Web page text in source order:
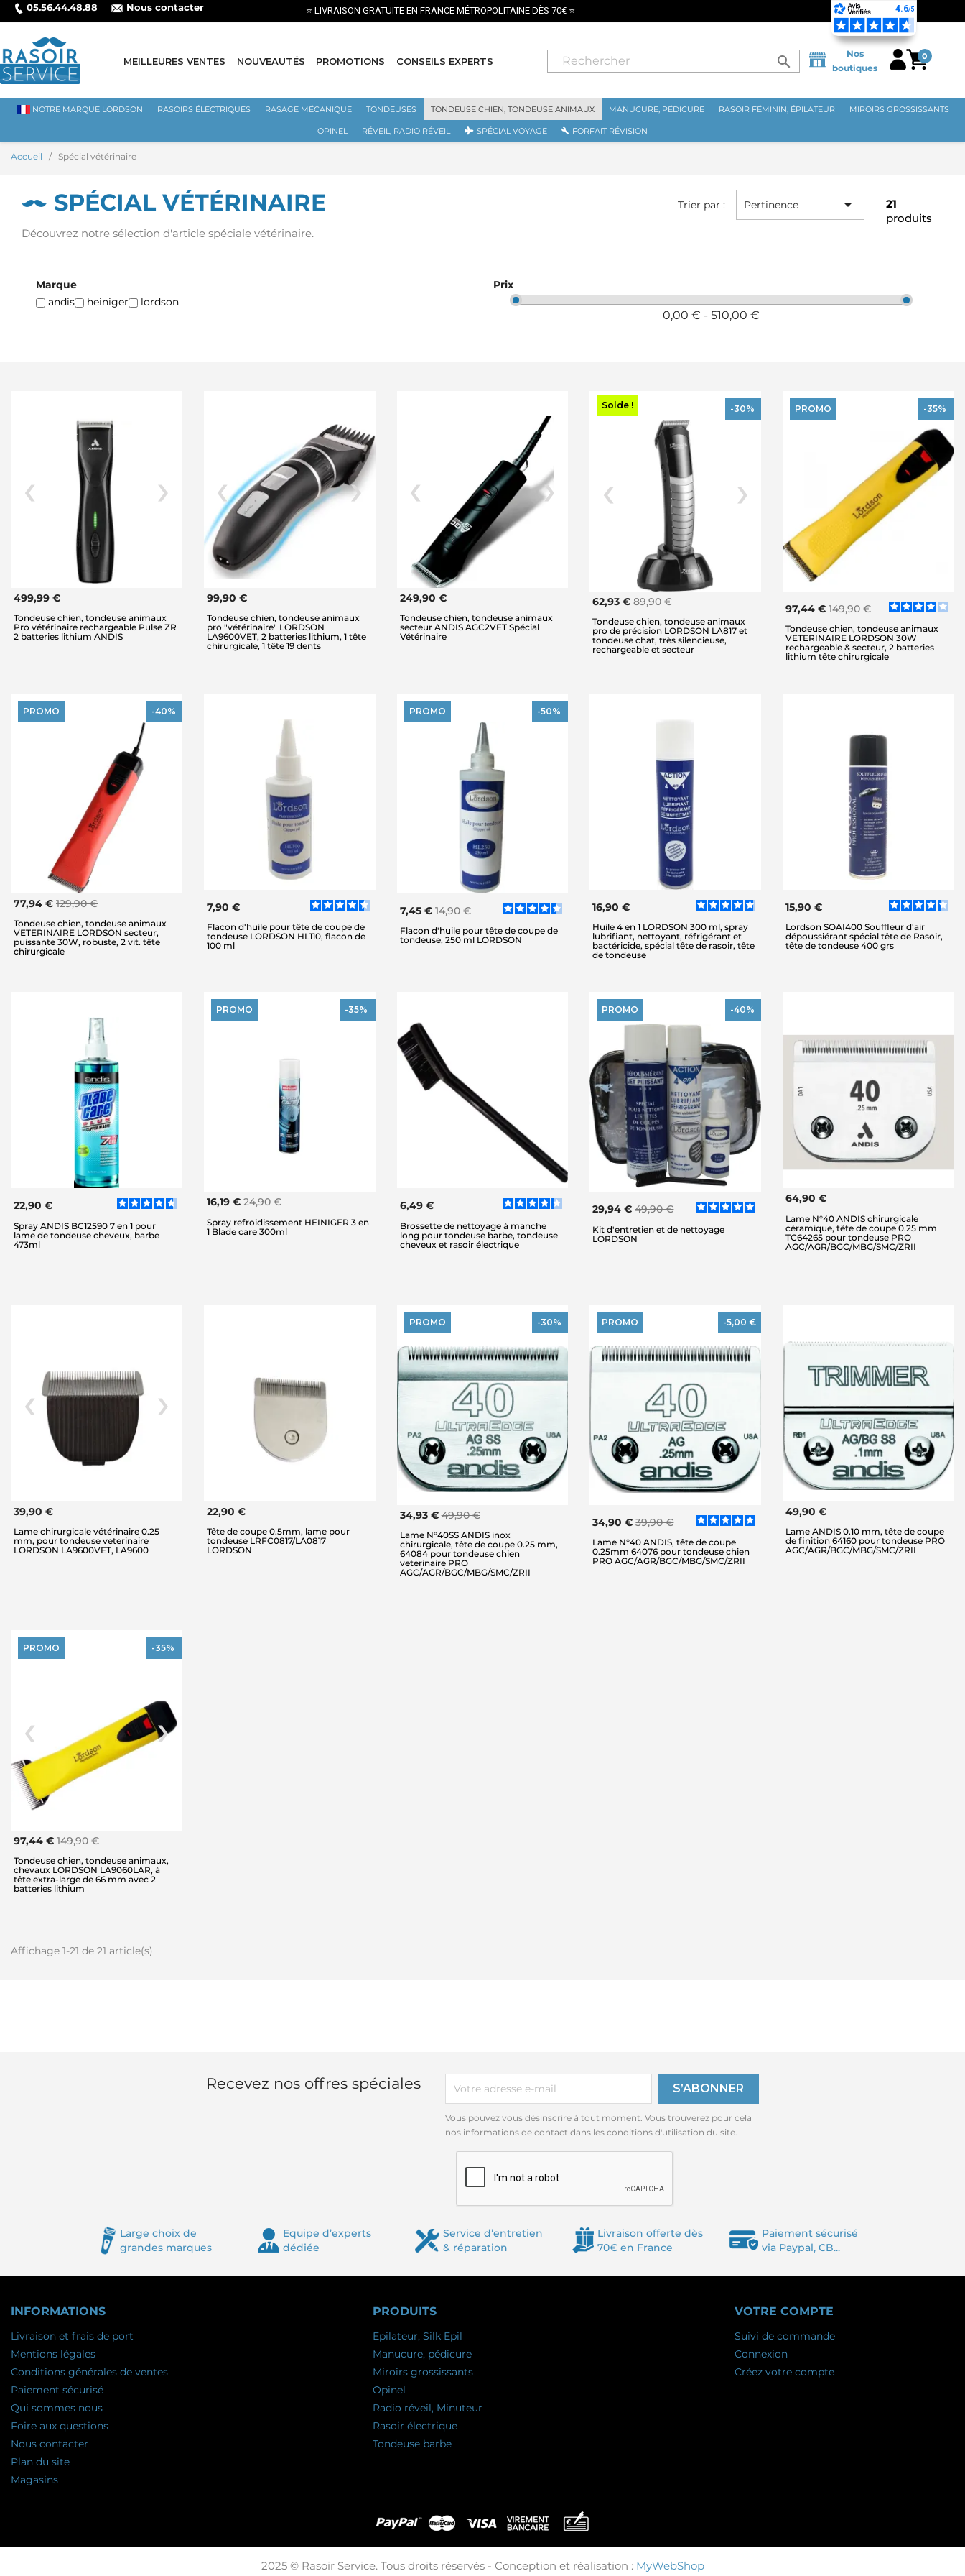
05.56.44.48.88 Nous contacter
MEILLEURES VENTES NOUVEAUTÉS PROMOTIONS CONSEILS EXPERTS search
Nos
boutiques
0
NOTRE MARQUE LORDSON RASOIRS ÉLECTRIQUES RASAGE MÉCANIQUE TONDEUSES TONDEUSE CHIEN, TONDEUSE ANIMAUX MANUCURE, PÉDICURE RASOIR FÉMININ, ÉPILATEUR MIROIRS GROSSISSANTS
OPINEL RÉVEIL, RADIO RÉVEIL SPÉCIAL VOYAGE FORFAIT RÉVISION
Accueil Spécial vétérinaire
SPÉCIAL VÉTÉRINAIRE
Découvrez notre sélection d'article spéciale vétérinaire.
Trier par : Pertinence 
21
produits
Marque
andis
heiniger lordson
Prix
0,00 € - 510,00 €
499,99 €
Tondeuse chien, tondeuse animaux
Pro vétérinaire rechargeable Pulse ZR
2 batteries lithium ANDIS
99,90 €
Tondeuse chien, tondeuse animaux
pro "vétérinaire" LORDSON
LA9600VET, 2 batteries lithium, 1 tête
chirurgicale, 1 tête 19 dents
249,90 €
Tondeuse chien, tondeuse animaux
secteur ANDIS AGC2VET Spécial
Vétérinaire
Solde ! -30%
62,93 €89,90 €
Tondeuse chien, tondeuse animaux
pro de précision LORDSON LA817 et
tondeuse chat, très silencieuse,
rechargeable et secteur
PROMO -35%
97,44 €149,90 €
Tondeuse chien, tondeuse animaux
VETERINAIRE LORDSON 30W
rechargeable & secteur, 2 batteries
lithium tête chirurgicale
PROMO -40%
77,94 € 129,90 €
Tondeuse chien, tondeuse animaux
VETERINAIRE LORDSON secteur,
puissante 30W, robuste, 2 vit. tête
chirurgicale
7,90 €
Flacon d'huile pour tête de coupe de
tondeuse LORDSON HL110, flacon de
100 ml
PROMO -50%
7,45 €14,90 €
Flacon d'huile pour tête de coupe de
tondeuse, 250 ml LORDSON
16,90 €
Huile 4 en 1 LORDSON 300 ml, spray
lubrifiant, nettoyant, réfrigérant et
bactéricide, spécial tête de rasoir, tête
de tondeuse
15,90 €
Lordson SOAI400 Souffleur d'air
dépoussiérant spécial tête de Rasoir,
tête de tondeuse 400 grs
22,90 €
Spray ANDIS BC12590 7 en 1 pour
lame de tondeuse cheveux, barbe
473ml
PROMO -35%
16,19 €24,90 €
Spray refroidissement HEINIGER 3 en
1 Blade care 300ml
6,49 €
Brossette de nettoyage à manche
long pour tondeuse barbe, tondeuse
cheveux et rasoir électrique
PROMO -40%
29,94 €49,90 €
Kit d'entretien et de nettoyage
LORDSON
64,90 €
Lame N°40 ANDIS chirurgicale
céramique, tête de coupe 0.25 mm
TC64265 pour tondeuse PRO
AGC/AGR/BGC/MBG/SMC/ZRII
39,90 €
Lame chirurgicale vétérinaire 0.25
mm, pour tondeuse veterinaire
LORDSON LA9600VET, LA9600
22,90 €
Tête de coupe 0.5mm, lame pour
tondeuse LRFC0817/LA0817
LORDSON
PROMO -30%
34,93 €49,90 €
Lame N°40SS ANDIS inox
chirurgicale, tête de coupe 0.25 mm,
64084 pour tondeuse chien
veterinaire PRO
AGC/AGR/BGC/MBG/SMC/ZRII
PROMO -5,00 €
34,90 €39,90 €
Lame N°40 ANDIS, tête de coupe
0.25mm 64076 pour tondeuse chien
PRO AGC/AGR/BGC/MBG/SMC/ZRII
49,90 €
Lame ANDIS 0.10 mm, tête de coupe
de finition 64160 pour tondeuse PRO
AGC/AGR/BGC/MBG/SMC/ZRII
PROMO -35%
97,44 € 149,90 €
Tondeuse chien, tondeuse animaux,
chevaux LORDSON LA9060LAR, à
tête extra-large de 66 mm avec 2
batteries lithium
Affichage 1-21 de 21 article(s)
Recevez nos offres spéciales
Vous pouvez vous désinscrire à tout moment. Vous trouverez pour cela
nos informations de contact dans les conditions d'utilisation du site.
Large choix de
grandes marques
Equipe d’experts
dédiée
Service d’entretien
& réparation
Livraison offerte dès
70€ en France
Paiement sécurisé
via Paypal, CB...
INFORMATIONS
Livraison et frais de port
Mentions légales
Conditions générales de ventes
Paiement sécurisé
Qui sommes nous
Foire aux questions
Nous contacter
Plan du site
Magasins
PRODUITS
Epilateur, Silk Epil
Manucure, pédicure
Miroirs grossissants
Opinel
Radio réveil, Minuteur
Rasoir électrique
Tondeuse barbe
VOTRE COMPTE
Suivi de commande
Connexion
Créez votre compte
2025 © Rasoir Service. Tous droits réservés - Conception et réalisation : MyWebShop